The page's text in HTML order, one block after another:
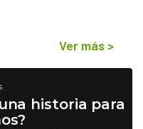
Ver más >
historia para